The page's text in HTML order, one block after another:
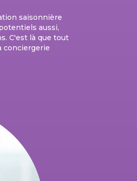
saisonnière
aussi,
C'est là que tout
conciergerie